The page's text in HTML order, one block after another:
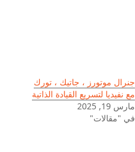
جنرال موتورز ، جاتيك ، تورك
مع نفيديا لتسريع القيادة الذاتية
مارس 19, 2025
في "مقالات"